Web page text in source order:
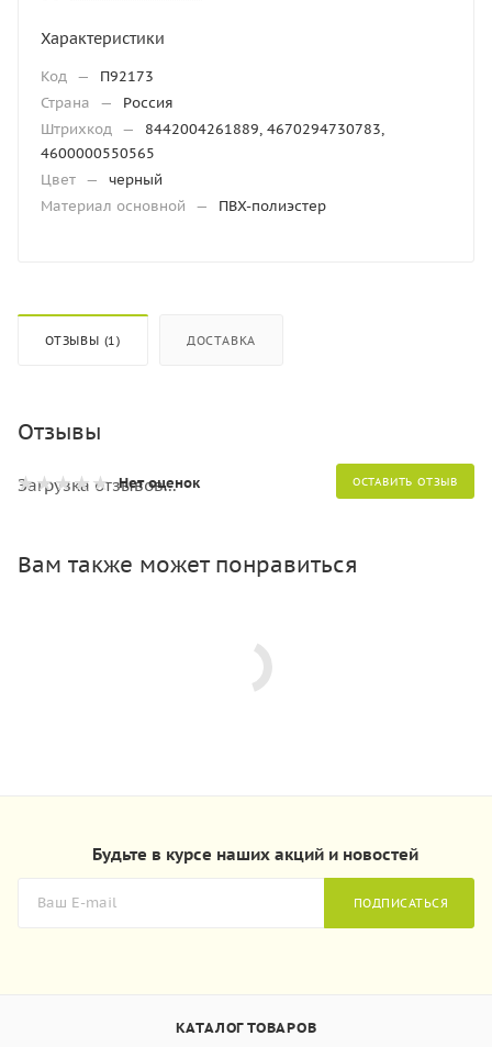
Характеристики
Код —
П92173
Страна
—
Россия
Штрихкод —
8442004261889, 4670294730783,
4600000550565
Цвет —
черный
Материал основной
— ПВХ-полиэстер
ОТЗЫВЫ (1) ДОСТАВКА
Отзывы
Нет оценок ОСТАВИТЬ ОТЗЫВ
Загрузка отзывов...
Вам также может понравиться
Будьте в курсе наших акций и новостей
ПОДПИСАТЬСЯ
КАТАЛОГ ТОВАРОВ